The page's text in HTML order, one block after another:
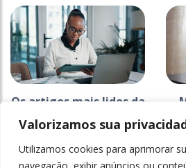
Valorizamos sua
Utilizamos cookies para aprimorar
Os artigos mais lidos da
+ Mais Informações